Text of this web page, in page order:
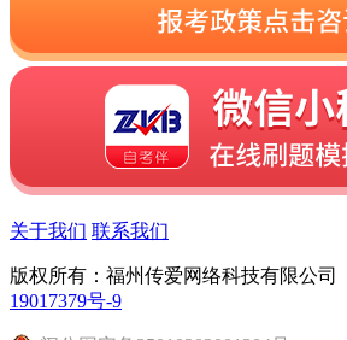
关于我们 联系我们
版权所有：福州传爱网络科技有限公司
19017379号-9